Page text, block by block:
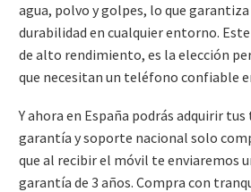
agua, polvo y golpes, lo que
durabilidad en cualquier entorno.
de alto rendimiento, es la elección
que necesitan un teléfono confiable
Y ahora en España podrás adquirir
garantía y soporte nacional solo
que al recibir el móvil te enviaremos
garantía de 3 años. Compra con